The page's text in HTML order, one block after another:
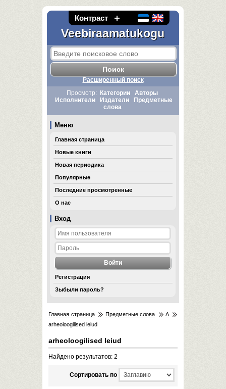
Контраст
Veebiraamatukogu
Вход
Регистрация
Зыбыли пароль?
Расширенный поиск
Просмотр:
Категории
Авторы
Исполнители
Издатели
Предметные
слова
Меню
Главная страница
Новые книги
Новая периодика
Популярные
Последние просмотренные
О нас
Главная страница Предметные слова
A
arheoloogilised leiud
arheoloogilised leiud
Найдено результатов: 2
Cортировать по